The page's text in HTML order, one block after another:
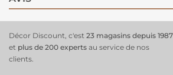
Décor Discount, c'est 23 magasins depuis 1987
et plus de 200 experts au service de nos
clients.